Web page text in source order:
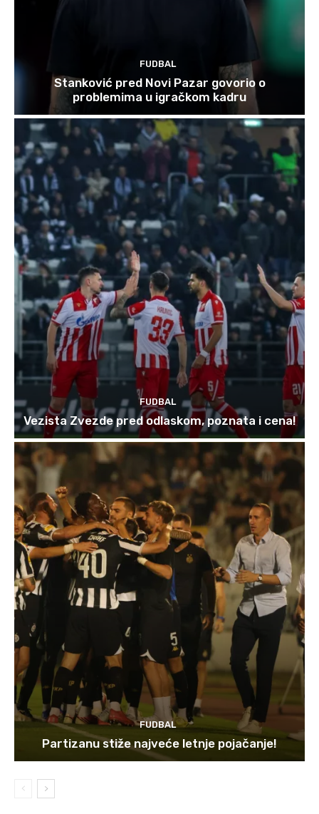
FUDBAL
Stanković pred Novi Pazar govorio o
problemima u igračkom kadru
FUDBAL
Vezista Zvezde pred odlaskom, poznata i cena!
FUDBAL
Partizanu stiže najveće letnje pojačanje!